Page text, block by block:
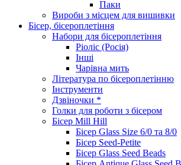
Паки
Вироби з місцем для вишивки
Бісер, бісероплетіння
Набори для бісероплетіння
Ріоліс (Росія)
Інші
Чарівна мить
Література по бісероплетінню
Інструменти
Дзвіночки *
Голки для роботи з бісером
Бісер Mill Hill
Бісер Glass Size 6/0 та 8/0
Бісер Seed-Petite
Бісер Glass Seed Beads